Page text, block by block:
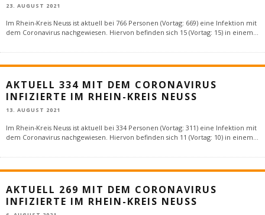
23. AUGUST 2021
Im Rhein-Kreis Neuss ist aktuell bei 766 Personen (Vortag: 669) eine Infektion mit
dem Coronavirus nachgewiesen. Hiervon befinden sich 15 (Vortag: 15) in einem...
AKTUELL 334 MIT DEM CORONAVIRUS
INFIZIERTE IM RHEIN-KREIS NEUSS
13. AUGUST 2021
Im Rhein-Kreis Neuss ist aktuell bei 334 Personen (Vortag: 311) eine Infektion mit
dem Coronavirus nachgewiesen. Hiervon befinden sich 11 (Vortag: 10) in einem
AKTUELL 269 MIT DEM CORONAVIRUS
INFIZIERTE IM RHEIN-KREIS NEUSS